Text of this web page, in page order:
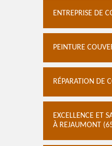
ENTREPRISE DE
PEINTURE
RÉPARATION DE
EXCELLENCE ET
À REJAUMONT